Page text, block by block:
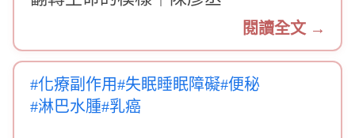
閱讀全文 →
#化療副作用#失眠睡眠障礙#便秘
#淋巴水腫#乳癌